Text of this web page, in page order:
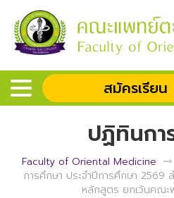
สมัครเรียน
ปฏิทินกา
Faculty of Oriental Medicine
การศึกษา ประจำปีการศึกษา
หลักสูตร ยกเว้นคณะ